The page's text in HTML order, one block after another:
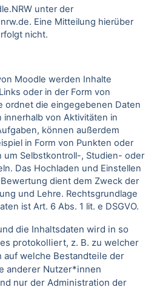
unter der
Eine Mitteilung hierüber
nicht.
Moodle werden Inhalte
oder in der Form von
ordnet die eingegebenen Daten
innerhalb von Aktivitäten in
können außerdem
in Form von Punkten oder
um Selbstkontroll-, Studien- oder
Das Hochladen und Einstellen
dient dem Zweck der
und Lehre. Rechtsgrundlage
ist Art. 6 Abs. 1 lit. e DSGVO.
die Inhaltsdaten wird in so
protokolliert, z. B. zu welcher
welche Bestandteile der
anderer Nutzer*innen
nur der Administration der